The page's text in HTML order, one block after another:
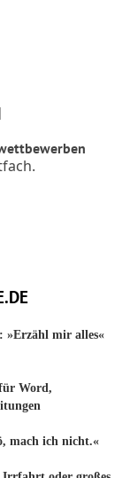
»Erzähl mir alles«
Word,
mach ich nicht.«